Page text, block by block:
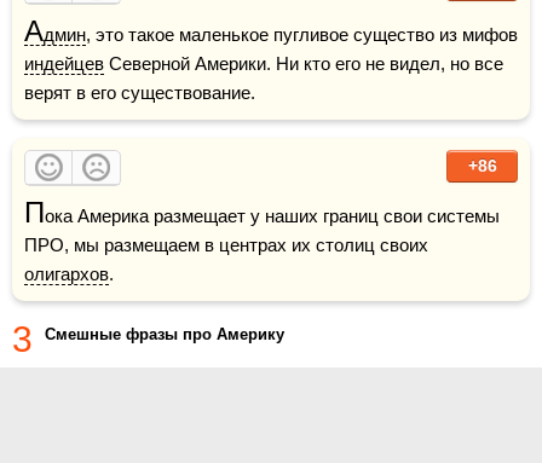
Админ
индейцев Северной Америки. Ни кто его не видел, но все
верят в его существование.
+86
Пока Америка размещает у наших границ свои системы
олигархов.
3 Смешные фразы про Америку